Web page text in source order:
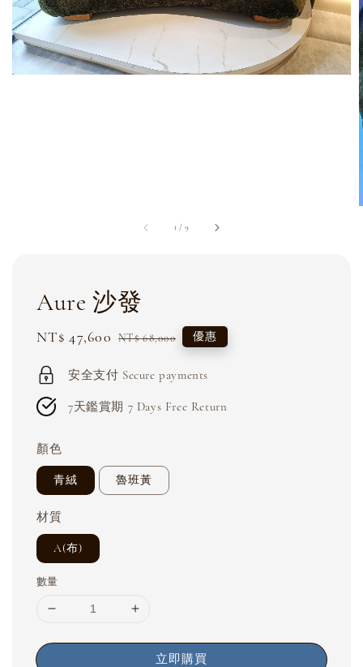
1 / 9
Aure 沙發
Sale
NT$ 47,600 Regular
NT$ 68,000 優惠
安全支付 Secure payments
7天鑑賞期 7 Days Free Return
顏色
青絨 魯班黃
材質
A(布)
數量
立即購買